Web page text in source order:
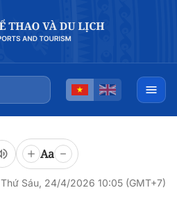
Aa
Thứ Sáu, 24/4/2026 10:05 (GMT+7)